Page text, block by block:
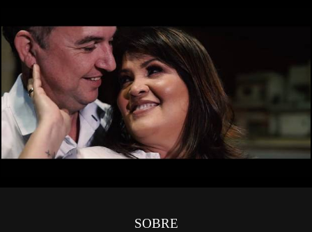
SOBRE